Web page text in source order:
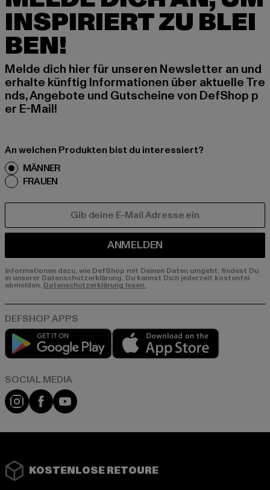
INSPIRIERT ZU BLEI
BEN!
Melde dich hier für unseren Newsletter an und
erhalte künftig Informationen über aktuelle Tre
nds, Angebote und Gutscheine von DefShop p
er E-Mail!
An welchen Produkten bist du interessiert?
MÄNNER
FRAUEN
ANMELDEN
Informationen dazu, wie DefShop mit Deinen Daten umgeht, findest Du
in unserer Datenschutzerklärung. Du kannst Dich jederzeit kostenfei
abmelden.Datenschutzerklärung lesen.
Play market
Instagram
FacebookYouTube
KOSTENLOSE RETOURE